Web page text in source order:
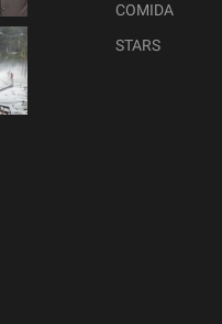
COMIDA
STARS